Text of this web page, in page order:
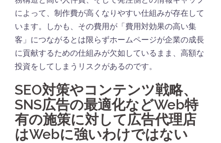
によって、制作費が高くなりやすい仕組みが存在して
います。しかも、その費用が「費用対効果の高い集
客」につながるとは限らずホームページが企業の成長
に貢献するための仕組みが欠如しているまま、高額な
投資をしてしまうリスクがあるのです。
SEO対策やコンテンツ戦略、
SNS広告の最適化などWeb特
有の施策に対して広告代理店
はWebに強いわけではない